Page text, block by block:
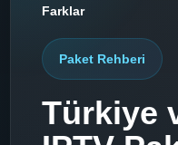
Farklar
Paket Rehberi
Türkiye